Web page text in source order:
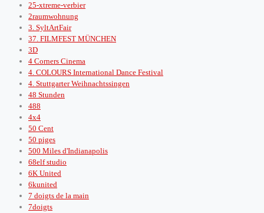
25-xtreme-verbier
2raumwohnung
3. SyltArtFair
37. FILMFEST MÜNCHEN
3D
4 Corners Cinema
4. COLOURS International Dance Festival
4. Stuttgarter Weihnachtssingen
48 Stunden
488
4x4
50 Cent
50 piges
500 Miles d'Indianapolis
68elf studio
6K United
6kunited
7 doigts de la main
7doigts